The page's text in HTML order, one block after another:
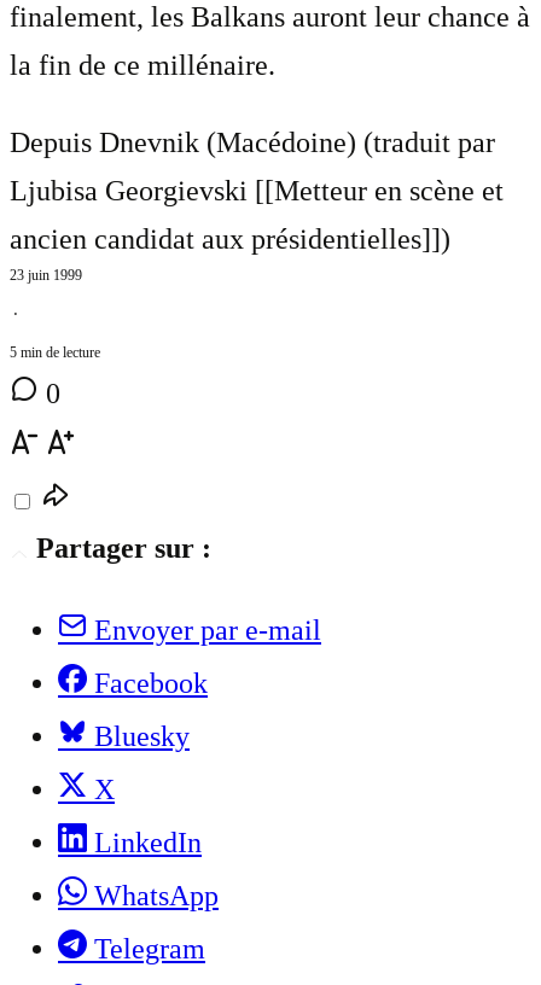
finalement, les Balkans auront leur chance à
la fin de ce millénaire.
Depuis Dnevnik (Macédoine) (traduit par
Ljubisa Georgievski [[Metteur en scène et
ancien candidat aux présidentielles]])
23 juin 1999
⋅
5 min de lecture
0
Partager sur :
Envoyer par e-mail
Facebook
Bluesky
X
LinkedIn
WhatsApp
Telegram